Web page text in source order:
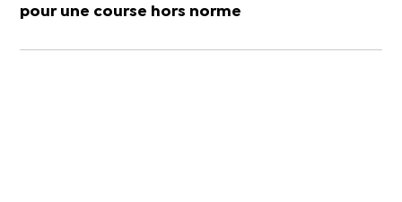
pour une course hors norme